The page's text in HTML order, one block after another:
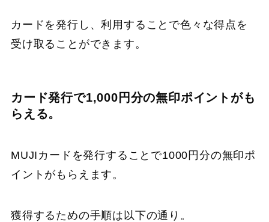
カードを発行し、利用することで色々な得点を
受け取ることができます。
カード発行で1,000円分の無印ポイントがも
らえる。
MUJIカードを発行することで1000円分の無印ポ
イントがもらえます。
獲得するための手順は以下の通り。